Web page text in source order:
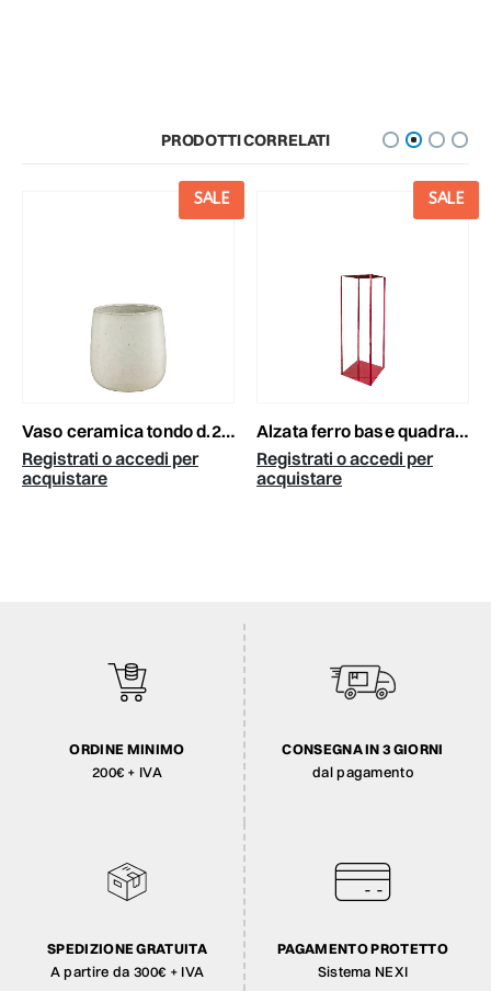
PRODOTTI CORRELATI
SALE
vaso ceramica tondo d.23 cm h.24 cm -torino- bianco
Registrati o accedi per
acquistare
SALE
alzata ferro base quadrata 38x38 cm h.110 cm fucsia
Registrati o accedi per
acquistare
ORDINE MINIMO
200€ + IVA
CONSEGNA IN 3 GIORNI
dal pagamento
SPEDIZIONE GRATUITA
A partire da 300€ + IVA
PAGAMENTO PROTETTO
Sistema NEXI